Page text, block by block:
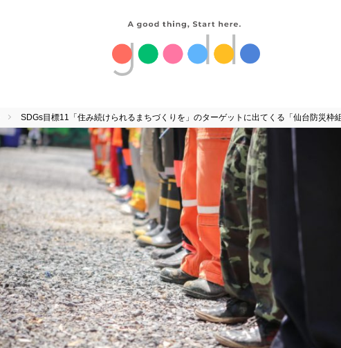
SDGs目標11「住み続けられるまちづくりを」のターゲットに出てくる「仙台防災枠